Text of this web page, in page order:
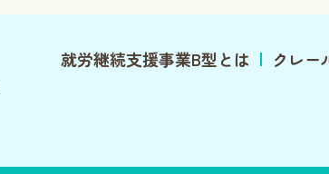
就労継続支援事業B型とは クレー